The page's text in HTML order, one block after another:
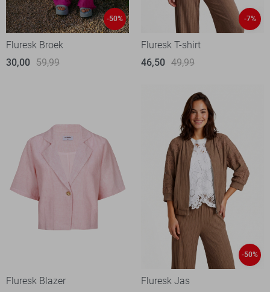
-50%
Fluresk Broek
30,00 59,99
-7%
Fluresk T-shirt
46,50 49,99
Fluresk Blazer
-50%
Fluresk Jas